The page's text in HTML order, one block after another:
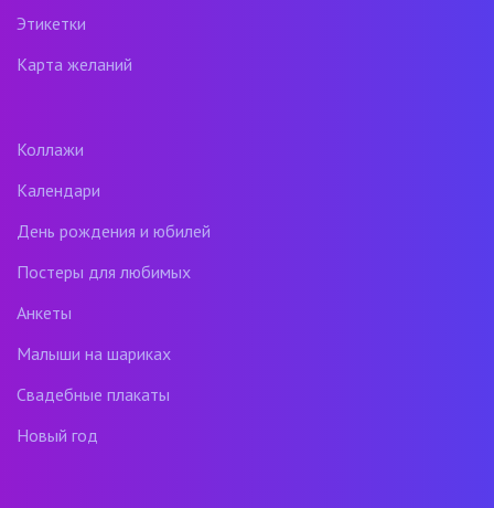
Этикетки
Карта желаний
Коллажи
Календари
День рождения и юбилей
Постеры для любимых
Анкеты
Малыши на шариках
Свадебные плакаты
Новый год